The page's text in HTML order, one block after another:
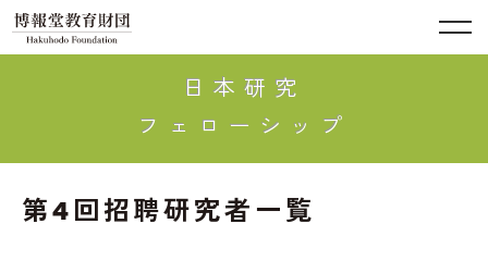
日本研究
フェローシップ
第4回招聘研究者一覧